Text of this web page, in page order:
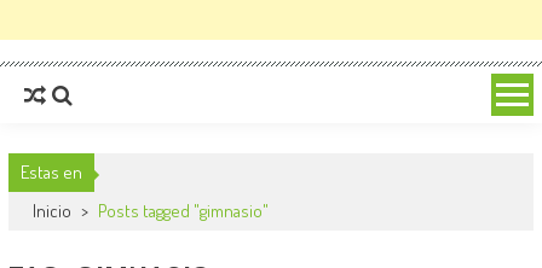
Estas en
Inicio > Posts tagged "gimnasio"